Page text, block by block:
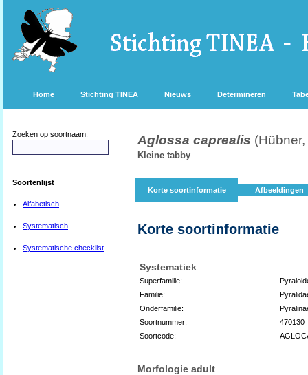
Home Stichting TINEA Nieuws Determineren
Zoeken op soortnaam:
Soortenlijst
Alfabetisch
Systematisch
Systematische checklist
Aglossa caprealis
Kleine tabby
Korte soortinformatie Afbeeldingen
Korte soortinformatie
Systematiek
Superfamilie:
Familie:
Onderfamilie:
Soortnummer:
470130
Soortcode:
Morfologie adult